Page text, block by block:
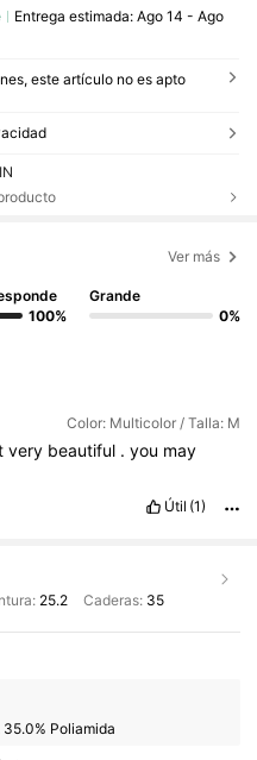
Entrega estimada: Ago 14 - Ago
este artículo no es apto
Ver más
100%
Grande
0%
Color: Multicolor / Talla: M
very beautiful .you may
Útil (1)
25.2 Caderas: 35
Poliamida